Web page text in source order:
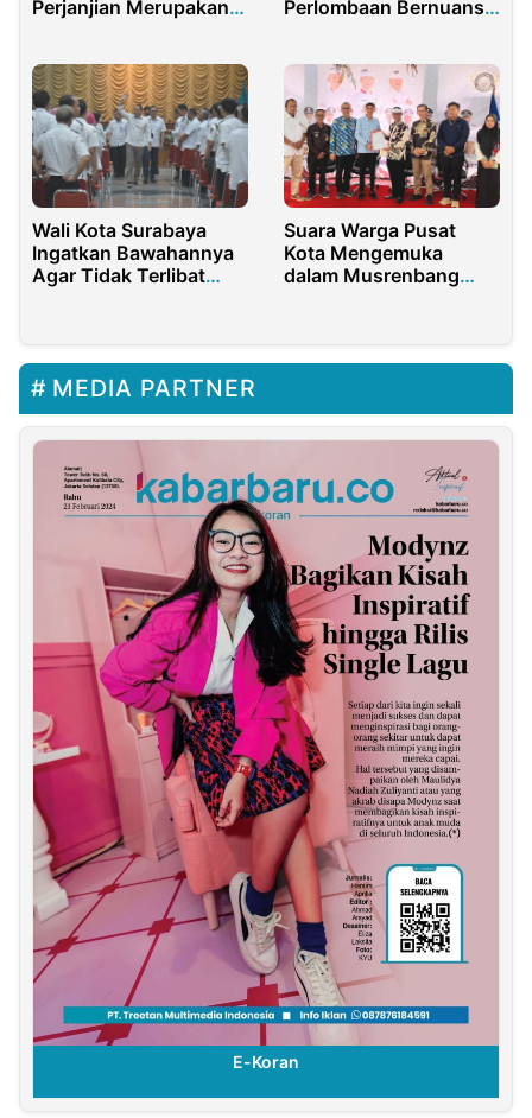
Perjanjian Merupakan
Perlombaan Bernuansa
Muhammad Saw
Wali Kota Surabaya
Ingatkan Bawahannya
Agar Tidak Terlibat
Suara Warga Pusat
Kota Mengemuka
dalam Musrenbang
MEDIA PARTNER
E-Koran